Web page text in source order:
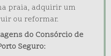
praia, adquirir um
ou reformar.
do Consórcio de
Seguro: